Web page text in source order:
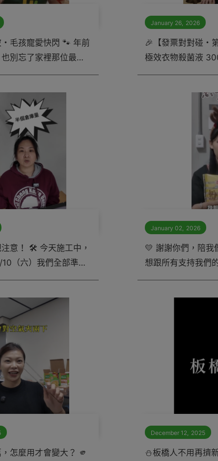
毛孩寵愛快閃 🐾 年前
別忘了家裡那位最可
January 26, 2026
🎉【發票對對碰・
極效衣物殺菌液
意！ 🛠️ 今天施工中，
（六）我們全部準備
January 02 2026
💛 謝謝你們，陪我
想跟所有支持我們
怎麼用才會變大？ 🫵
December 12, 2025
⛄️板橋人不用再擠